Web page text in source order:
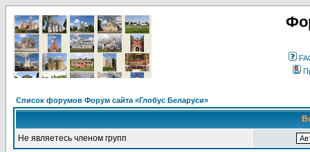
Список форумов Форум сайта «Глобус Беларуси»
Не являетесь членом групп